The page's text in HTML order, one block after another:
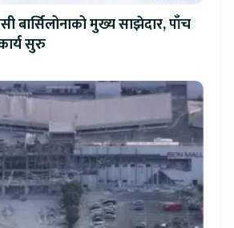
बार्सिलोनाको मुख्य साझेदार, पाँच
सुरु